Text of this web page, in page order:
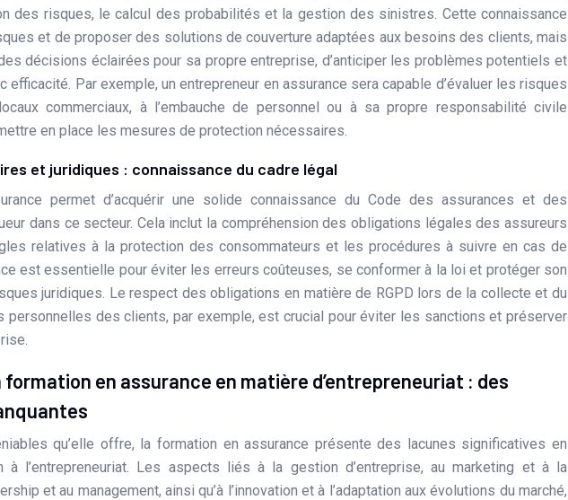
des risques, le calcul des probabilités et la gestion des sinistres. Cette connaissance
et de proposer des solutions de couverture adaptées aux besoins des clients, mais
décisions éclairées pour sa propre entreprise, d’anticiper les problèmes potentiels et
Par exemple, un entrepreneur en assurance sera capable d’évaluer les risques
commerciaux, à l’embauche de personnel ou à sa propre responsabilité civile
en place les mesures de protection nécessaires.
et juridiques : connaissance du cadre légal
permet d’acquérir une solide connaissance du Code des assurances et des
dans ce secteur. Cela inclut la compréhension des obligations légales des assureurs
relatives à la protection des consommateurs et les procédures à suivre en cas de
est essentielle pour éviter les erreurs coûteuses, se conformer à la loi et protéger son
juridiques. Le respect des obligations en matière de RGPD lors de la collecte et du
personnelles des clients, par exemple, est crucial pour éviter les sanctions et préserver
formation en assurance en matière d’entrepreneuriat : des
qu’elle offre, la formation en assurance présente des lacunes significatives en
à l’entrepreneuriat. Les aspects liés à la gestion d’entreprise, au marketing et à la
et au management, ainsi qu’à l’innovation et à l’adaptation aux évolutions du marché,